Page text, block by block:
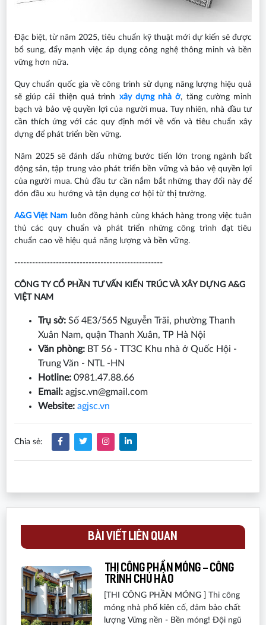
Đặc biệt, từ năm 2025, tiêu chuẩn kỹ thuật mới dự kiến sẽ được
bổ sung, đẩy mạnh việc áp dụng công nghệ thông minh và bền
vững hơn nữa.
Quy chuẩn quốc gia về công trình sử dụng năng lượng hiệu quả
sẽ giúp cải thiện quá trình xây dựng nhà ở, tăng cường minh
bạch và bảo vệ quyền lợi của người mua. Tuy nhiên, nhà đầu tư
cần thích ứng với các quy định mới về vốn và tiêu chuẩn xây
dựng để phát triển bền vững.
Năm 2025 sẽ đánh dấu những bước tiến lớn trong ngành bất
động sản, tập trung vào phát triển bền vững và bảo vệ quyền lợi
của người mua. Chủ đầu tư cần nắm bắt những thay đổi này để
đón đầu xu hướng và tận dụng cơ hội từ thị trường.
A&G Việt Nam luôn đồng hành cùng khách hàng trong việc tuân
thủ các quy chuẩn và phát triển những công trình đạt tiêu
chuẩn cao về hiệu quả năng lượng và bền vững.
--------------------------------------------------
CÔNG TY CỔ PHẦN TƯ VẤN KIẾN TRÚC VÀ XÂY DỰNG A&G
VIỆT NAM
Trụ sở:Số 4E3/565 Nguyễn Trãi, phường Thanh
Xuân Nam, quận Thanh Xuân, TP Hà Nội
Văn phòng:BT 56 - TT3C Khu nhà ở Quốc Hội -
Trung Văn - NTL -HN
Hotline:0981.47.88.66
Email: agjsc.vn@gmail.com
Website: agjsc.vn
Chia sẻ:
BÀI VIẾT LIÊN QUAN
Thi công phần móng - công
trình chú Hào
[THI CÔNG PHẦN MÓNG ] Thi công
móng nhà phố kiên cố, đảm bảo chất
lượng Vững nền - Bền móng! Đội ngũ